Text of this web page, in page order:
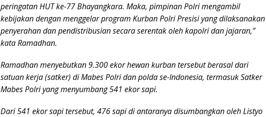
peringatan HUT ke-77 Bhayangkara. Maka, pimpinan Polri mengambil
kebijakan dengan menggelar program Kurban Polri Presisi yang dilaksanakan
penyerahan dan pendistribusian secara serentak oleh kapolri dan jajaran,”
kata Ramadhan.
Ramadhan menyebutkan 9.300 ekor hewan kurban tersebut berasal dari
satuan kerja (satker) di Mabes Polri dan polda se-Indonesia, termasuk Satker
Mabes Polri yang menyumbang 541 ekor sapi.
Dari 541 ekor sapi tersebut, 476 sapi di antaranya disumbangkan oleh Listyo